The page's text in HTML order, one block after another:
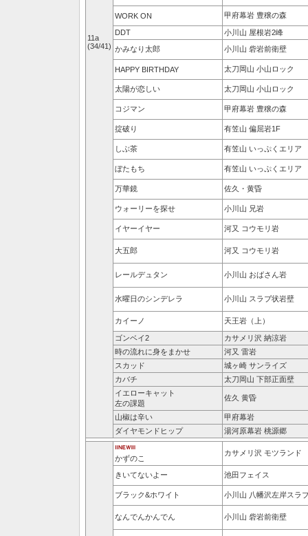
11a
(34/41)
WORK ON 甲府幕岩 豊穣の森
DDT
小川山 屋根岩2峰
かみなり太郎
小川山 砦岩前衛壁
HAPPY BIRTHDAY 太刀岡山 小山ロック
太陽が恋しい 太刀岡山 小山ロック
コジマン 甲府幕岩 豊穣の森
掟破り 有笠山 偏屈岩1F
しぶ茶 有笠山 いっぷくエリア
ぼたもち 有笠山 いっぷくエリア
万華鏡 佐久・黄昏
ウォーリーを探せ 小川山 兄岩
イヤーイヤー 河又 コウモリ岩
大五郎 河又 コウモリ岩
レールデュタン 小川山 おばさん岩
水曜日のシンデレラ 小川山 スラブ状岩壁
カイーノ 天王岩（上）
ゴンベイ2
カサメリ沢 納涼岩
時の流れに身をまかせ
河又 雷岩
スカッド
城ヶ崎 サンライズ
カバチ
太刀岡山 下部正面壁
イエローキャット
左の課題
佐久 黄昏
山椒は辛い
甲府幕岩
ダイヤモンドヒップ
湯河原幕岩 桃源郷
かずのこ
カサメリ沢 モツランド
きいてないよー 池田フェイス
ブラック&ホワイト 小川山 八幡沢左岸スラ
なんでんかんでん 小川山 砦岩前衛壁